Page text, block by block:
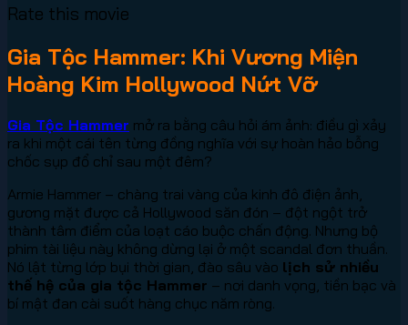
Rate this movie
Gia Tộc Hammer: Khi Vương Miện
Hoàng Kim Hollywood Nứt Vỡ
Gia Tộc Hammer mở ra bằng câu hỏi ám ảnh: điều gì xảy
ra khi một cái tên từng đồng nghĩa với sự hoàn hảo bỗng
chốc sụp đổ chỉ sau một đêm?
Armie Hammer – chàng trai vàng của kinh đô điện ảnh,
gương mặt được cả Hollywood săn đón – đột ngột trở
thành tâm điểm của loạt cáo buộc chấn động. Nhưng bộ
phim tài liệu này không dừng lại ở một scandal đơn thuần.
Nó lật từng lớp bụi thời gian, đào sâu vào lịch sử nhiều
thế hệ của gia tộc Hammer – nơi danh vọng, tiền bạc và
bí mật đan cài suốt hàng chục năm ròng.